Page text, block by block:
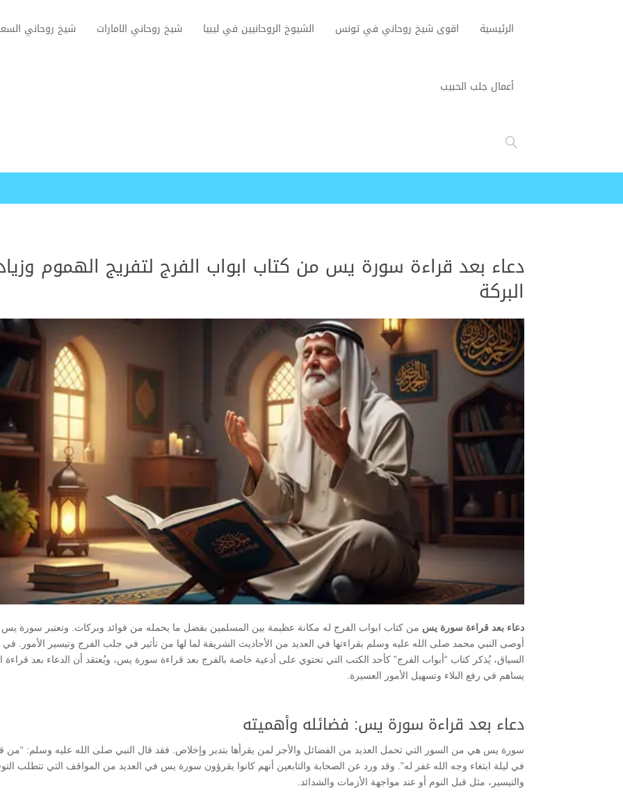
الرئيسية اقوى شيخ روحاني في تونس الشيوخ الروحانيين في ليبيا شيخ روحاني الامارات شيخ روحاني
أعمال جلب الحبيب
دعاء بعد قراءة سورة يس من كتاب ابواب الفرج لتفريج الهموم
البركة
دعاء بعد قراءة سورة يس من كتاب ابواب الفرج له مكانة عظيمة بين المسلمين بفضل ما يحمله من فوائد وبركات. وتعتبر سورة يس
أوصى النبي محمد صلى الله عليه وسلم بقراءتها في العديد من الأحاديث الشريفة لما لها من تأثير في جلب الفرج وتيسير الأمور. في
السياق، يُذكر كتاب “أبواب الفرج” كأحد الكتب التي تحتوي على أدعية خاصة بالفرج بعد قراءة سورة يس، ويُعتقد أن الدعاء بعد قراءة
يساهم في رفع البلاء وتسهيل الأمور العسيرة.
دعاء بعد قراءة سورة يس: فضائله وأهميته
سورة يس هي من السور التي تحمل العديد من الفضائل والأجر لمن يقرأها بتدبر وإخلاص. فقد قال النبي صلى الله عليه وسلم: “من
في ليلة ابتغاء وجه الله غفر له”. وقد ورد عن الصحابة والتابعين أنهم كانوا يقرؤون سورة يس في العديد من المواقف التي تتطلب
والتيسير، مثل قبل النوم أو عند مواجهة الأزمات والشدائد.